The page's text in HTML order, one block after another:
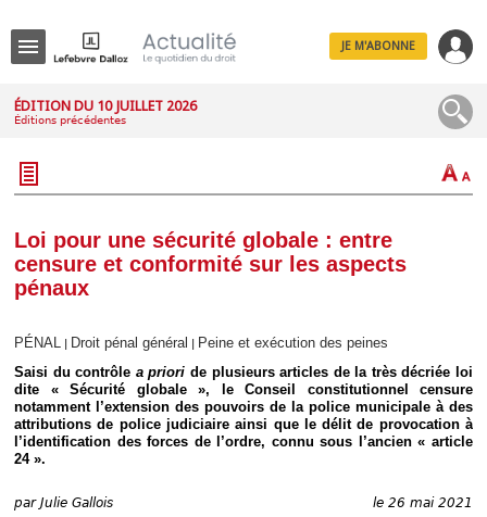
JE M'ABONNE
ÉDITION DU 10 JUILLET 2026
Éditions précédentes
Loi pour une sécurité globale : entre
censure et conformité sur les aspects
pénaux
PÉNAL Droit pénal général
Peine et exécution des peines
Saisi du contrôle a priori de plusieurs articles de la très décriée loi
dite « Sécurité globale », le Conseil constitutionnel censure
notamment l’extension des pouvoirs de la police municipale à des
attributions de police judiciaire ainsi que le délit de provocation à
l’identification des forces de l’ordre, connu sous l’ancien « article
24 ».
par Julie Gallois le 26 mai 2021